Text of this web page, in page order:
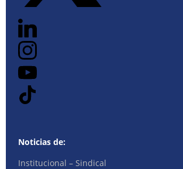
Noticias de:
Institucional – Sindical